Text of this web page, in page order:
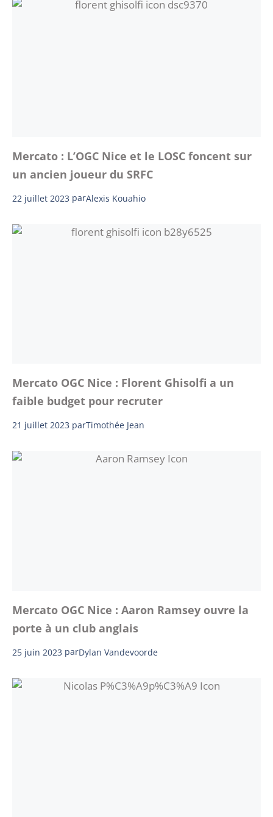
Mercato : L’OGC Nice et le LOSC foncent sur
un ancien joueur du SRFC
22 juillet 2023 parAlexis Kouahio
Mercato OGC Nice : Florent Ghisolfi a un
faible budget pour recruter
21 juillet 2023 parTimothée Jean
Mercato OGC Nice : Aaron Ramsey ouvre la
porte à un club anglais
25 juin 2023 parDylan Vandevoorde